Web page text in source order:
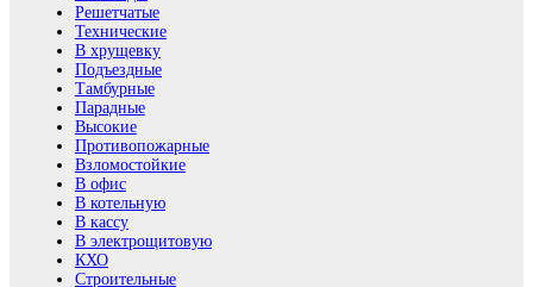
Решетчатые
Технические
В хрущевку
Подъездные
Тамбурные
Парадные
Высокие
Противопожарные
Взломостойкие
В офис
В котельную
В кассу
В электрощитовую
КХО
Строительные